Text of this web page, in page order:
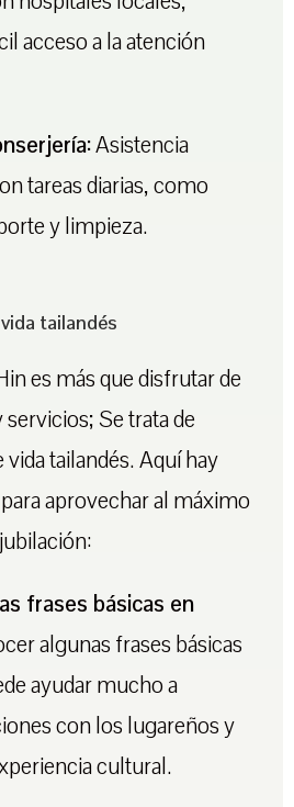
acceso a la atención
Asistencia
tareas diarias, como
y limpieza.
tailandés
es más que disfrutar de
Se trata de
tailandés. Aquí hay
aprovechar al máximo
frases básicas en
algunas frases básicas
ayudar mucho a
con los lugareños y
cultural.